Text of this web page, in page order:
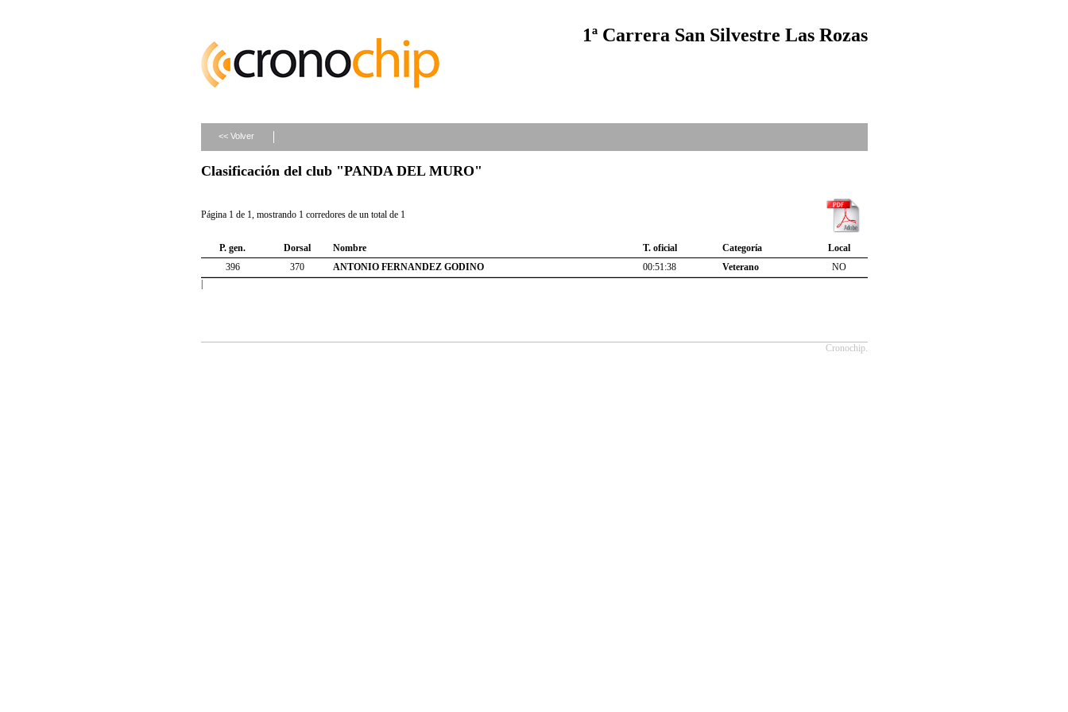
1ª Carrera San Silvestre Las Rozas
<< Volver
Clasificación del club "PANDA DEL MURO"
Página 1 de 1, mostrando 1 corredores de un total de 1
P. gen. Dorsal Nombre T. oficial Categoría
Local
396
370 ANTONIO FERNANDEZ GODINO 00:51:38 Veterano
NO
|
Cronochip.